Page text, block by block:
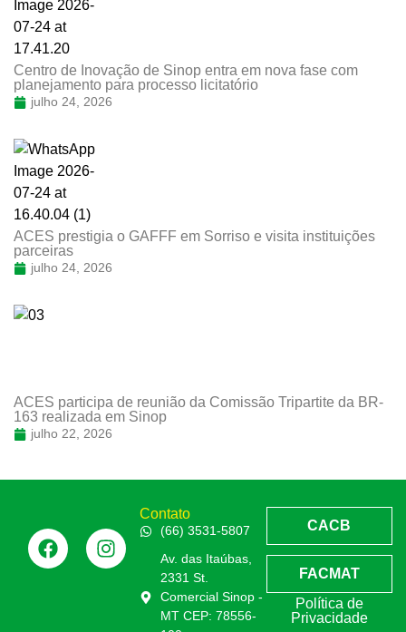
Centro de Inovação de Sinop entra em nova fase com
planejamento para processo licitatório
julho 24, 2026
ACES prestigia o GAFFF em Sorriso e visita instituições
parceiras
julho 24, 2026
ACES participa de reunião da Comissão Tripartite da BR-
163 realizada em Sinop
julho 22, 2026
Contato
(66) 3531-5807
Av. das Itaúbas,
2331 St.
Comercial Sinop -
MT CEP: 78556-
CACB
FACMAT
Política de
Privacidade